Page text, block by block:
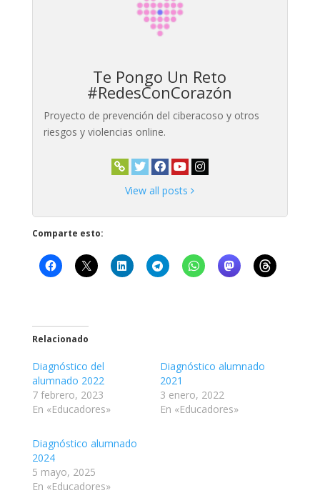
Te Pongo Un Reto
#RedesConCorazón
Proyecto de prevención del ciberacoso y otros
riesgos y violencias online.
View all posts
Comparte esto:
Relacionado
Diagnóstico del
alumnado 2022
7 febrero, 2023
En «Educadores»
Diagnóstico alumnado
2021
3 enero, 2022
En «Educadores»
Diagnóstico alumnado
2024
5 mayo, 2025
En «Educadores»